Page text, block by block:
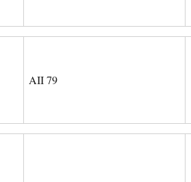
AII 79